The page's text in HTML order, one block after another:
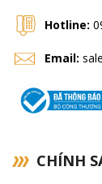
Hotline:
Email:
CHÍNH